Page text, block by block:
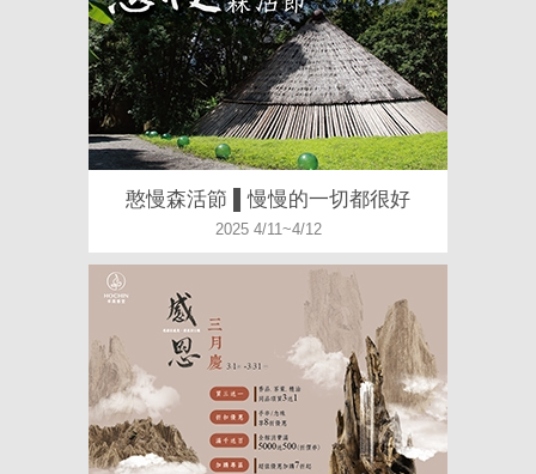
憨慢森活節 ▌慢慢的一切都很好
2025 4/11~4/12